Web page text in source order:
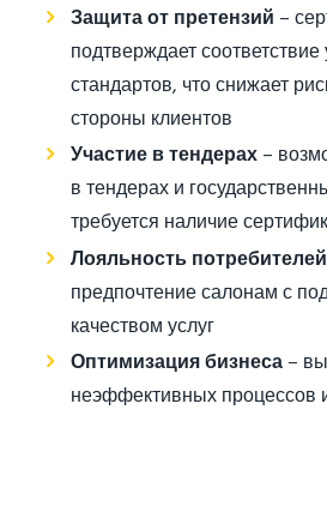
Защита от претензий –
подтверждает
стандартов, что снижает
стороны клиентов
Участие в тендерах–
в тендерах и
требуется наличие
Лояльность потребителей
предпочтение салонам с
качеством услуг
Оптимизация бизнеса–
неэффективных процессов